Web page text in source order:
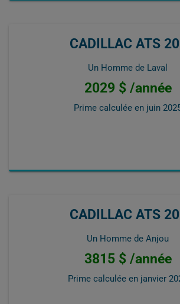
CADILLAC ATS
Un Homme de Laval
2029 $ /année
Prime calculée en juin
CADILLAC ATS
Un Homme de Anjou
3815 $ /année
Prime calculée en janvier